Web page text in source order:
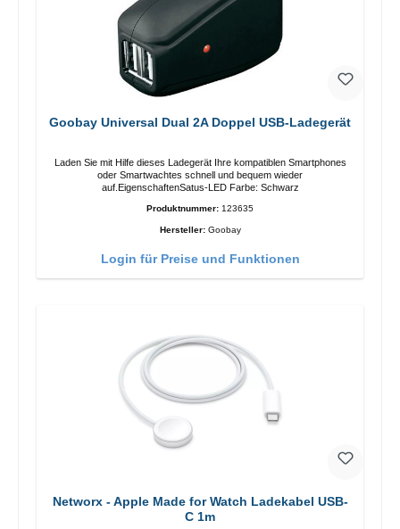
Goobay Universal Dual 2A Doppel USB-Ladegerät
Laden Sie mit Hilfe dieses Ladegerät Ihre kompatiblen Smartphones
oder Smartwachtes schnell und bequem wieder
auf.EigenschaftenSatus-LED Farbe: Schwarz
Produktnummer: 123635
Hersteller: Goobay
Login für Preise und Funktionen
Networx - Apple Made for Watch Ladekabel USB-
C 1m